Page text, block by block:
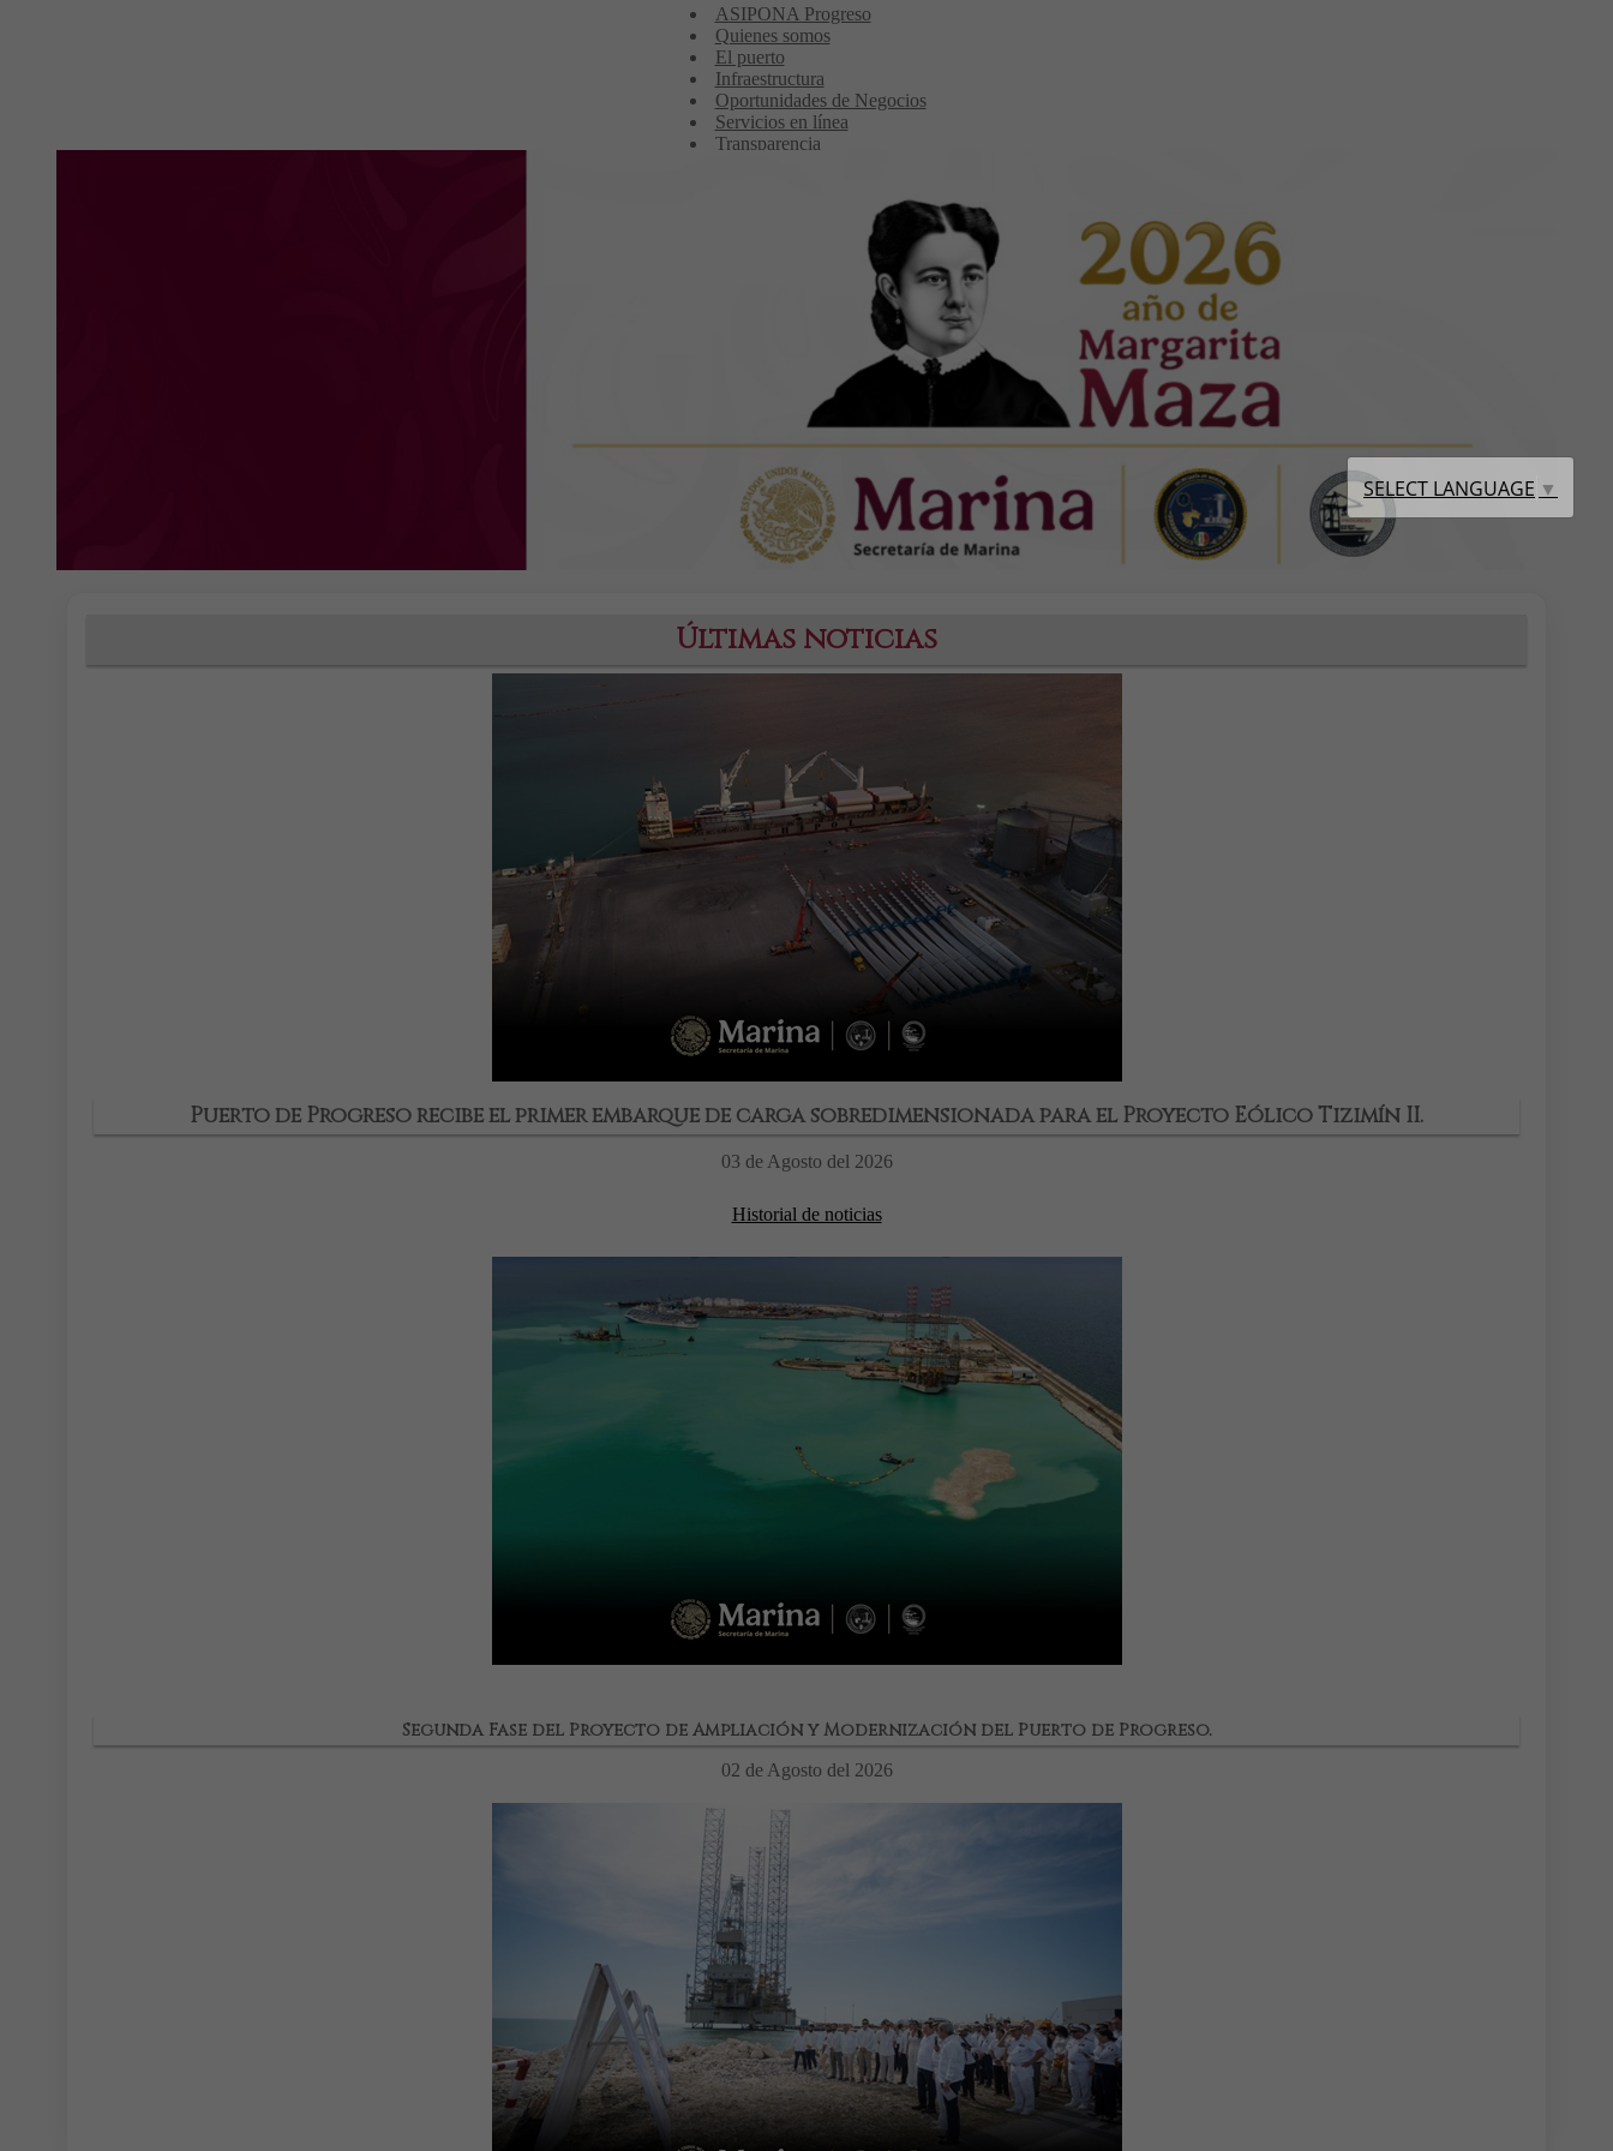
ASIPONA Progreso
Quienes somos
El puerto
Infraestructura
Oportunidades de Negocios
Servicios en línea
Transparencia
SELECT LANGUAGE ▼
Últimas noticias
Puerto de Progreso recibe el primer embarque de carga sobredimensionada para el Proyecto Eólico Tizimín II.
03 de Agosto del 2026
Historial de noticias
Segunda Fase del Proyecto de Ampliación y Modernización del Puerto de Progreso.
02 de Agosto del 2026